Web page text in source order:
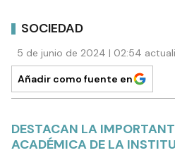
SOCIEDAD
5 de junio de 2024 | 02:54
Añadir como fuente en
DESTACAN LA
ACADÉMICA DE LA